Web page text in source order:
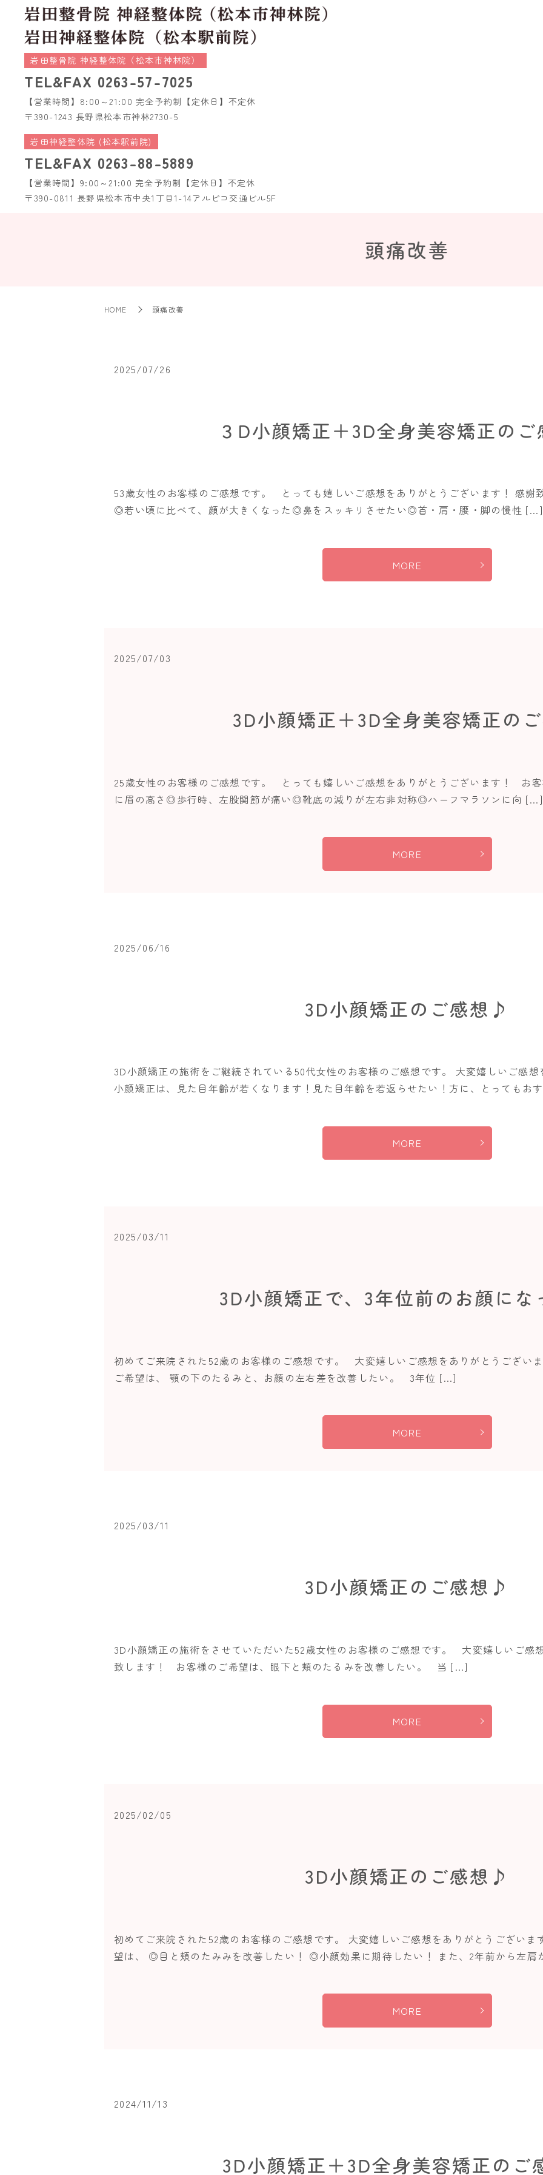
岩田整骨院 神経整体院（松本市神林院）
TEL&FAX 0263-57-7025
【営業時間】8:00～21:00 完全予約制 【定休日】不定休
〒390-1243 長野県松本市神林2730-5
岩田神経整体院 (松本駅前院)
TEL&FAX 0263-88-5889
【営業時間】9:00～21:00 完全予約制 【定休日】不定休
〒390-0811 長野県松本市中央1丁目1-14アルピコ交通ビル5F
頭痛改善
HOME 頭痛改善
2025/07/26
３D小顔矯正＋3D全身美容矯正の
53歳女性のお客様のご感想です。 とっても嬉しいご感想をありがとうございます！ 感謝
◎若い頃に比べて、顔が大きくなった◎鼻をスッキリさせたい◎首・肩・腰・脚の慢性 […]
MORE
2025/07/03
3D小顔矯正＋3D全身美容矯正の
25歳女性のお客様のご感想です。 とっても嬉しいご感想をありがとうございます！ お
に眉の高さ◎歩行時、左股関節が痛い◎靴底の減りが左右非対称◎ハーフマラソンに向 […]
MORE
2025/06/16
3D小顔矯正のご感想♪
3D小顔矯正の施術をご継続されている50代女性のお客様のご感想です。 大変嬉しいご感
小顔矯正は、見た目年齢が若くなります！見た目年齢を若返らせたい！方に、とってもお
MORE
2025/03/11
3D小顔矯正で、3年位前のお顔に
初めてご来院された52歳のお客様のご感想です。 大変嬉しいご感想をありがとうござい
ご希望は、 顎の下のたるみと、お顔の左右差を改善したい。 3年位 […]
MORE
2025/03/11
3D小顔矯正のご感想♪
3D小顔矯正の施術をさせていただいた52歳女性のお客様のご感想です。 大変嬉しいご感
致します！ お客様のご希望は、眼下と頬のたるみを改善したい。 当 […]
MORE
2025/02/05
3D小顔矯正のご感想♪
初めてご来院された52歳のお客様のご感想です。 大変嬉しいご感想をありがとうございま
望は、 ◎目と頬のたみみを改善したい！ ◎小顔効果に期待したい！ また、2年前から左
MORE
2024/11/13
3D小顔矯正＋3D全身美容矯正のご